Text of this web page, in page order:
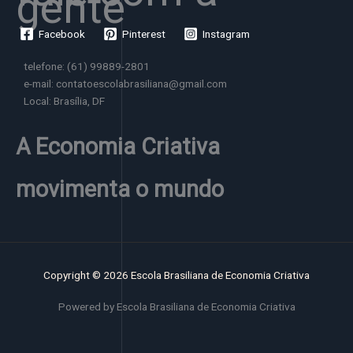
Facebook Pinterest Instagram
telefone: (61) 99889-2801
e-mail: contatoescolabrasiliana@gmail.com
Local: Brasília, DF
A Economia Criativa
movimenta o mundo
Copyright © 2026 Escola Brasiliana de Economia Criativa
Powered by Escola Brasiliana de Economia Criativa